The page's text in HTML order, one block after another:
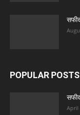
POPULAR POSTS
April